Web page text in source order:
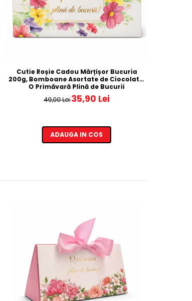
Cutie Roșie Cadou Mărțișor Bucuria
200g, Bomboane Asortate de Ciocolată,
O Primăvară Plină de Bucurii
49,00 Lei35,90 Lei
ADAUGA IN COS